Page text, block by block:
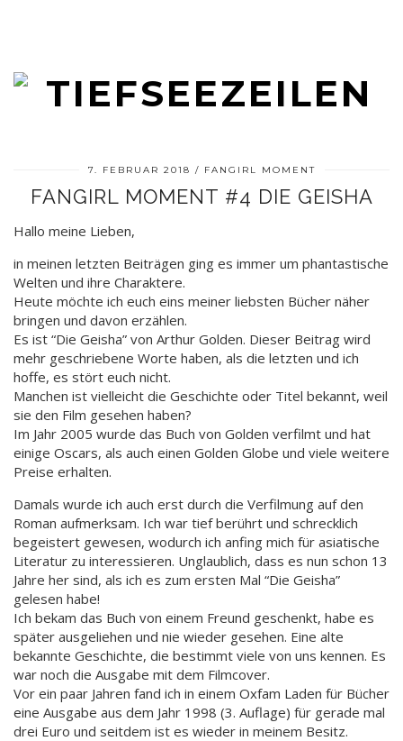
7. FEBRUAR 2018 FANGIRL MOMENT
FANGIRL MOMENT #4 DIE GEISHA
Hallo meine Lieben,
in meinen letzten Beiträgen ging es immer um phantastische
Welten und ihre Charaktere.
Heute möchte ich euch eins meiner liebsten Bücher näher
bringen und davon erzählen.
Es ist “Die Geisha” von Arthur Golden. Dieser Beitrag wird
mehr geschriebene Worte haben, als die letzten und ich
hoffe, es stört euch nicht.
Manchen ist vielleicht die Geschichte oder Titel bekannt, weil
sie den Film gesehen haben?
Im Jahr 2005 wurde das Buch von Golden verfilmt und hat
einige Oscars, als auch einen Golden Globe und viele weitere
Preise erhalten.
Damals wurde ich auch erst durch die Verfilmung auf den
Roman aufmerksam. Ich war tief berührt und schrecklich
begeistert gewesen, wodurch ich anfing mich für asiatische
Literatur zu interessieren. Unglaublich, dass es nun schon 13
Jahre her sind, als ich es zum ersten Mal “Die Geisha”
gelesen habe!
Ich bekam das Buch von einem Freund geschenkt, habe es
später ausgeliehen und nie wieder gesehen. Eine alte
bekannte Geschichte, die bestimmt viele von uns kennen. Es
war noch die Ausgabe mit dem Filmcover.
Vor ein paar Jahren fand ich in einem Oxfam Laden für Bücher
eine Ausgabe aus dem Jahr 1998 (3. Auflage) für gerade mal
drei Euro und seitdem ist es wieder in meinem Besitz.